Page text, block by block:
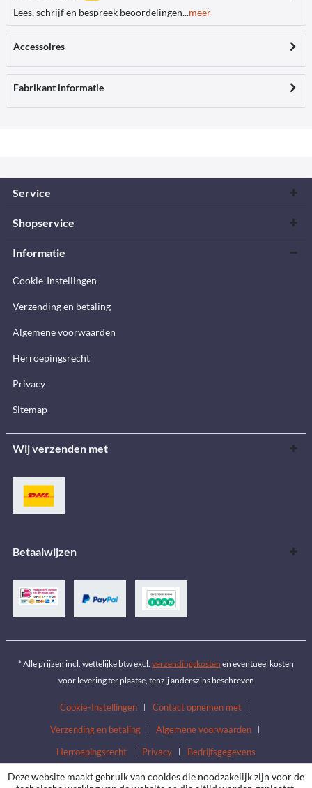
Lees, schrijf en bespreek beoordelingen...meer
Accessoires
Fabrikant informatie
Service
Shopservice
Informatie
Cookie-Instellingen
Verzending en betaling
Algemene voorwaarden
Herroepingsrecht
Privacy
Sitemap
Wij verzenden met
Betaalwijzen
* Alle prijzen incl. wettelijke btw excl. verzendingskosten en eventueel kosten
voor levering ter plaatse, tenzij anderszins beschreven
Cookie-Instellingen
Contact opnemen met
Verzending en betaling
Algemene voorwaarden
Herroepingsrecht
Privacy Bedrijfsgegevens
Deze website maakt gebruik van cookies die noodzakelijk zijn voor de